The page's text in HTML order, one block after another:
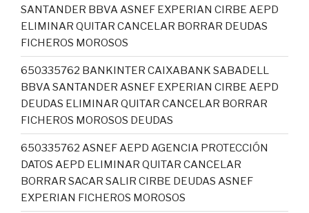
SANTANDER BBVA ASNEF EXPERIAN CIRBE AEPD
ELIMINAR QUITAR CANCELAR BORRAR DEUDAS
FICHEROS MOROSOS
650335762 BANKINTER CAIXABANK SABADELL
BBVA SANTANDER ASNEF EXPERIAN CIRBE AEPD
DEUDAS ELIMINAR QUITAR CANCELAR BORRAR
FICHEROS MOROSOS DEUDAS
650335762 ASNEF AEPD AGENCIA PROTECCIÓN
DATOS AEPD ELIMINAR QUITAR CANCELAR
BORRAR SACAR SALIR CIRBE DEUDAS ASNEF
EXPERIAN FICHEROS MOROSOS